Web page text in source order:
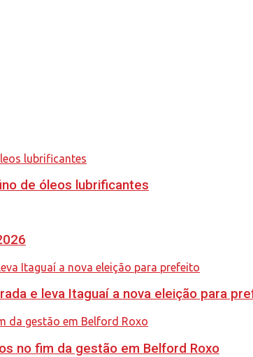
de óleos lubrificantes
e leva Itaguaí a nova eleição para
no fim da gestão em Belford Roxo